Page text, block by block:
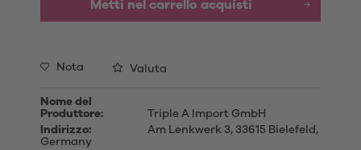
Metti nel carrello acquisti
Nota Valuta
Nome del
Produttore:
Triple A Import GmbH
Indirizzo:
Am Lenkwerk 3, 33615 Bielefeld,
Germany